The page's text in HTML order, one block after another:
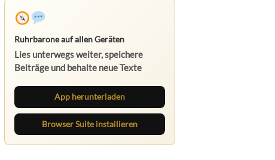
Ruhrbarone auf allen Geräten
Lies unterwegs weiter, speichere
Beiträge und behalte neue Texte
App herunterladen
Browser Suite installieren